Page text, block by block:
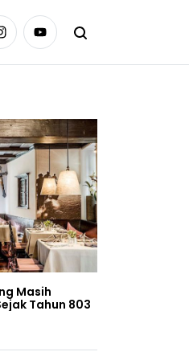
Masih
Tahun 803